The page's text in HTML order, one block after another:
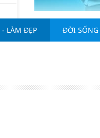
- LÀM ĐẸP ĐỜI SỐNG